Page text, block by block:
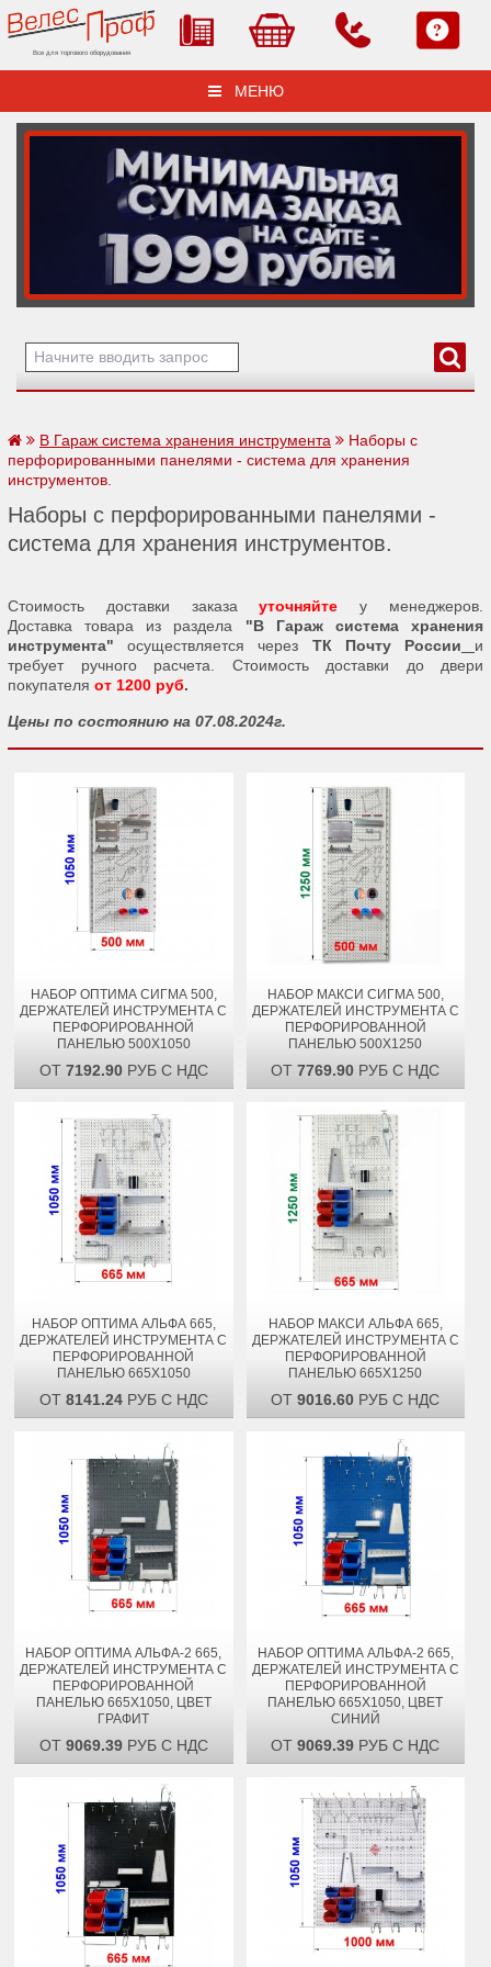
Все для торгового оборудования
МЕНЮ
В Гараж система хранения инструмента
Наборы с
перфорированными панелями - система для хранения
инструментов.
Наборы с перфорированными панелями -
система для хранения инструментов.
Стоимость доставки заказауточняйте у менеджеров.
Доставка товара из раздела "В Гараж система хранения
инструмента"осуществляется через ТК Почту России
и
требует ручного расчета. Стоимость доставки до двери
покупателя от 1200 руб.
Цены по состоянию на 07.08.2024г.
НАБОР ОПТИМА СИГМА 500,
ДЕРЖАТЕЛЕЙ ИНСТРУМЕНТА С
ПЕРФОРИРОВАННОЙ
ПАНЕЛЬЮ 500Х1050
ОТ 7192.90РУБ С НДС
НАБОР МАКСИ СИГМА 500,
ДЕРЖАТЕЛЕЙ ИНСТРУМЕНТА С
ПЕРФОРИРОВАННОЙ
ПАНЕЛЬЮ 500Х1250
ОТ7769.90 РУБ С НДС
НАБОР ОПТИМА АЛЬФА 665,
ДЕРЖАТЕЛЕЙ ИНСТРУМЕНТА С
ПЕРФОРИРОВАННОЙ
ПАНЕЛЬЮ 665Х1050
ОТ 8141.24РУБ С НДС
НАБОР МАКСИ АЛЬФА 665,
ДЕРЖАТЕЛЕЙ ИНСТРУМЕНТА С
ПЕРФОРИРОВАННОЙ
ПАНЕЛЬЮ 665Х1250
ОТ9016.60 РУБ С НДС
НАБОР ОПТИМА АЛЬФА-2 665,
ДЕРЖАТЕЛЕЙ ИНСТРУМЕНТА С
ПЕРФОРИРОВАННОЙ
ПАНЕЛЬЮ 665Х1050, ЦВЕТ
ГРАФИТ
ОТ 9069.39РУБ С НДС
НАБОР ОПТИМА АЛЬФА-2 665,
ДЕРЖАТЕЛЕЙ ИНСТРУМЕНТА С
ПЕРФОРИРОВАННОЙ
ПАНЕЛЬЮ 665Х1050, ЦВЕТ
СИНИЙ
ОТ9069.39 РУБ С НДС